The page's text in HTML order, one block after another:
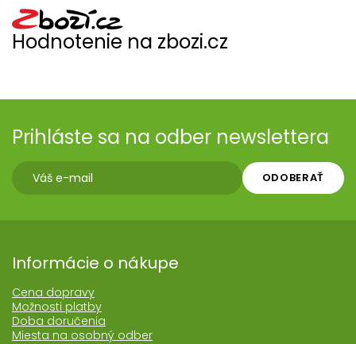
Hodnotenie na zbozi.cz
Prihláste sa na odber newslettera
ODOBERAŤ
Informácie o nákupe
Cena dopravy
Možnosti platby
Doba doručenia
Miesta na osobný odber